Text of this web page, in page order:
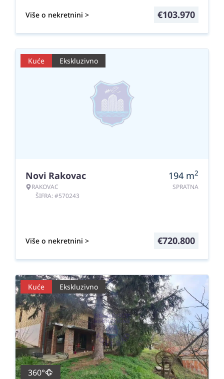
Više o nekretnini > €103.970
Kuće Ekskluzivno
Novi Rakovac
RAKOVAC
ŠIFRA: #570243
194 m2
SPRATNA
Više o nekretnini > €720.800
Kuće Ekskluzivno
360°